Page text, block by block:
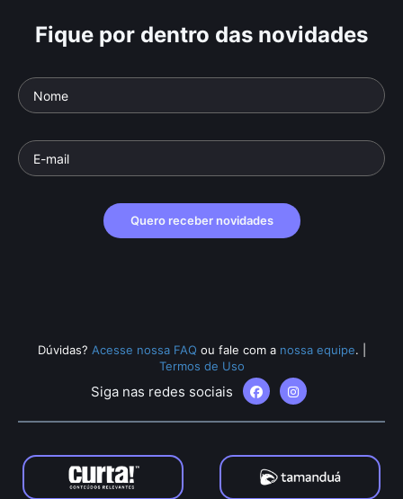
Fique por dentro das novidades
Quero receber novidades
Dúvidas? Acesse nossa FAQ ou fale com a nossa equipe.
Termos de Uso
Siga nas redes sociais